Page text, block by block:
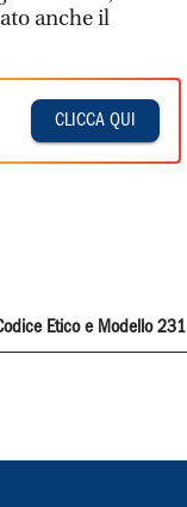
anche il
CLICCA QUI
Etico e Modello 231